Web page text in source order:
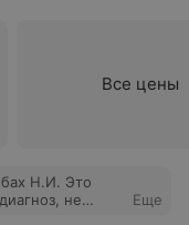
Все цены
Н.И. Это
не
Еще